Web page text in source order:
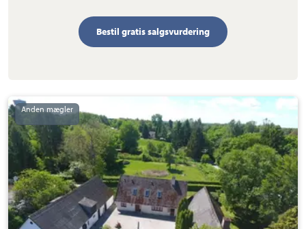
Bestil gratis salgsvurdering
Landejendom:
Smedevej
17,
Veksebo,
Fredensborg